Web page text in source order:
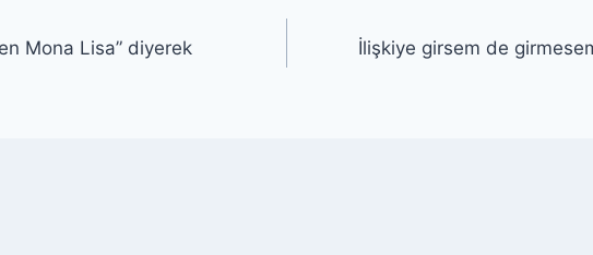
Mona Lisa” diyerek
İlişkiye girsem de